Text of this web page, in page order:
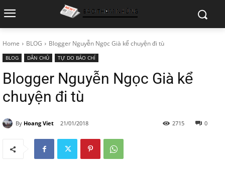
Home BLOG Blogger Nguyễn Ngọc Già kể chuyện đi tù
BLOG DÂN CHỦ TỰ DO BÁO CHÍ
Blogger Nguyễn Ngọc Già kể
chuyện đi tù
By Hoang Viet 21/01/2018 0
2715